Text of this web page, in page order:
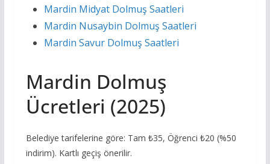
Mardin Midyat Dolmuş Saatleri
Mardin Nusaybin Dolmuş Saatleri
Mardin Savur Dolmuş Saatleri
Mardin Dolmuş
Ücretleri (2025)
Belediye tarifelerine göre: Tam ₺35, Öğrenci ₺20 (%50
indirim). Kartlı geçiş önerilir.